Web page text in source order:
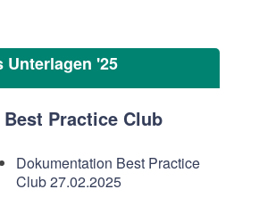
Unterlagen '25
Practice Club
Dokumentation Best Practice
Club 27.02.2025